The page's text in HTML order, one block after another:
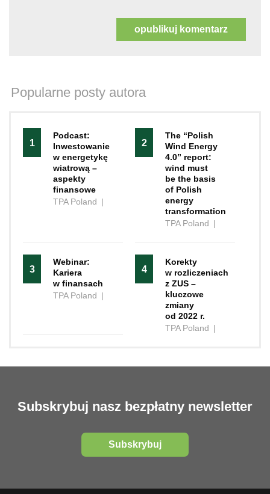
Popularne posty autora
1
Podcast:
Inwestowanie
w energetykę
wiatrową –
aspekty
finansowe
TPA Poland |
2
The “Polish
Wind Energy
4.0” report:
wind must
be the basis
of Polish
energy
transformation
TPA Poland |
3
Webinar:
Kariera
w finansach
TPA Poland |
4
Korekty
w rozliczeniach
z ZUS –
kluczowe
zmiany
od 2022 r.
TPA Poland |
Subskrybuj nasz bezpłatny newsletter
Subskrybuj